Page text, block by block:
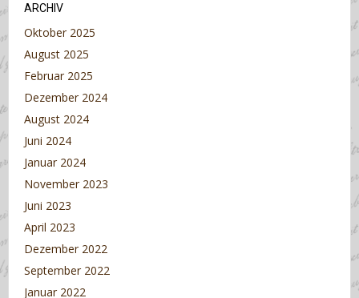
ARCHIV
Oktober 2025
August 2025
Februar 2025
Dezember 2024
August 2024
Juni 2024
Januar 2024
November 2023
Juni 2023
April 2023
Dezember 2022
September 2022
Januar 2022